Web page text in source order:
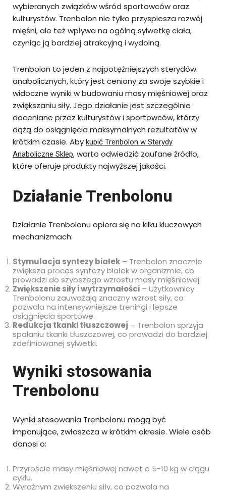
wybieranych związków wśród sportowców oraz
kulturystów. Trenbolon nie tylko przyspiesza rozwój
mięśni, ale też wpływa na ogólną sylwetkę ciała,
czyniąc ją bardziej atrakcyjną i wydolną.
Trenbolon to jeden z najpotężniejszych sterydów
anabolicznych, który jest ceniony za swoje szybkie i
widoczne wyniki w budowaniu masy mięśniowej oraz
zwiększaniu siły. Jego działanie jest szczególnie
doceniane przez kulturystów i sportowców, którzy
dążą do osiągnięcia maksymalnych rezultatów w
krótkim czasie. Aby kupić Trenbolon w Sterydy
Anaboliczne Sklep, warto odwiedzić zaufane źródło,
które oferuje produkty najwyższej jakości.
Działanie Trenbolonu
Działanie Trenbolonu opiera się na kilku kluczowych
mechanizmach:
Stymulacja syntezy białek – Trenbolon znacznie
zwiększa proces syntezy białek w organizmie, co
prowadzi do szybszego wzrostu masy mięśniowej.
Zwiększenie siły i wytrzymałości – Użytkownicy
Trenbolonu zauważają znaczny wzrost siły, co
pozwala na intensywniejsze treningi i lepsze
osiągnięcia sportowe.
Redukcja tkanki tłuszczowej – Trenbolon sprzyja
spalaniu tkanki tłuszczowej, co prowadzi do bardziej
zdefiniowanej sylwetki.
Wyniki stosowania
Trenbolonu
Wyniki stosowania Trenbolonu mogą być
imponujące, zwłaszcza w krótkim okresie. Wiele osób
donosi o:
Przyroście masy mięśniowej nawet o 5-10 kg w ciągu
cyklu.
Wyraźnym zwiększeniu siły, co pozwala na